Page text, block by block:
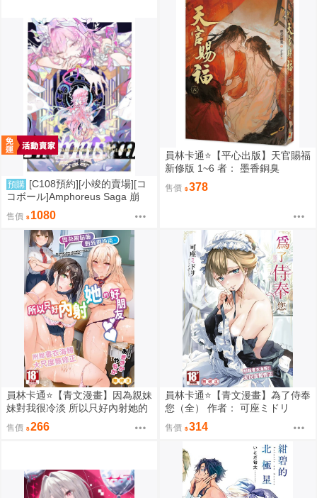
預購 [C108預約][小竣的賣場][コ
コボール]Amphoreus Saga 崩
壞：星穹鐵道 同人誌id=3745928
售價 1080
員林卡通⭐️【平心出版】天官賜福
新修版 1~6 者： 墨香銅臭
售價 378
員林卡通⭐️【青文漫畫】因為親妹
妹對我很冷淡 所以只好內射她的
好朋友（全） 作者： あきさかや
もか
售價 266
員林卡通⭐️【青文漫畫】為了侍奉
您（全） 作者： 可座ミドリ
售價 314